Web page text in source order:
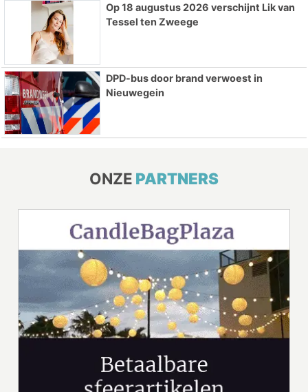
Op 18 augustus 2026 verschijnt Lik van
Tessel ten Zweege
DPD-bus door brand verwoest in
Nieuwegein
ONZE PARTNERS